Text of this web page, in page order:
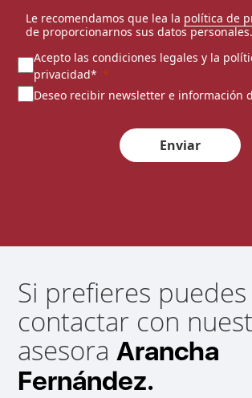
Le recomendamos que lea la política de
de proporcionarnos sus datos personales.
Acepto las condiciones legales y la
privacidad*
Deseo recibir newsletter e información
Enviar
Si prefieres puedes
contactar con
asesoraArancha
Fernández.